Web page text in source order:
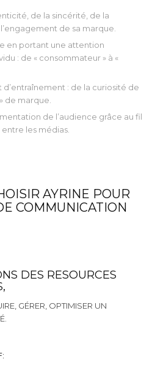
de la sincérité, de la
de sa marque.
en portant une attention
: de « consommateur » à «
: de la curiosité de
de marque.
de l’audience grâce au fil
les médias.
AYRINE POUR
COMMUNICATION
DES RESOURCES
GÉRER, OPTIMISER UN